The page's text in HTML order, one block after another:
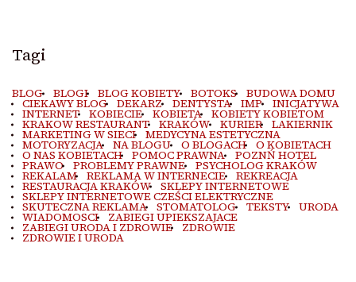
Tagi
BLOG BLOGI BLOG KOBIETY BOTOKS BUDOWA DOMU
CIEKAWY BLOG DEKARZ DENTYSTA IMP INICJATYWA
INTERNET KOBIECIE KOBIETA KOBIETY KOBIETOM
KRAKOW RESTAURANT KRAKÓW KURIER LAKIERNIK
MARKETING W SIECI MEDYCYNA ESTETYCZNA
MOTORYZACJA NA BLOGU O BLOGACH O KOBIETACH
O NAS KOBIETACH POMOC PRAWNA POZNŃ HOTEL
PRAWO PROBLEMY PRAWNE PSYCHOLOG KRAKÓW
REKALAM REKLAMA W INTERNECIE REKREACJA
RESTAURACJA KRAKÓW SKLEPY INTERNETOWE
SKLEPY INTERNETOWE CZEŚCI ELEKTRYCZNE
SKUTECZNA REKLAMA STOMATOLOG TEKSTY URODA
WIADOMOSCI ZABIEGI UPIEKSZAJACE
ZABIEGI URODA I ZDROWIE ZDROWIE
ZDROWIE I URODA